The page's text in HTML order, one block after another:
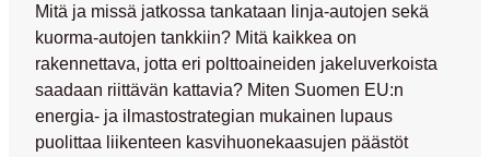
Mitä ja missä jatkossa tankataan linja-autojen sekä
kuorma-autojen tankkiin? Mitä kaikkea on
rakennettava, jotta eri polttoaineiden jakeluverkoista
saadaan riittävän kattavia? Miten Suomen EU:n
energia- ja ilmastostrategian mukainen lupaus
puolittaa liikenteen kasvihuonekaasujen päästöt